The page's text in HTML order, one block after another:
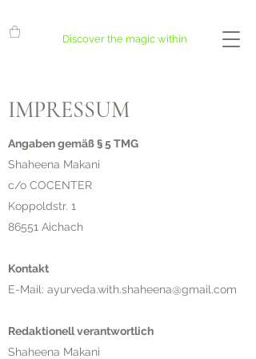
Discover the magic within
IMPRESSUM
Angaben gemäß § 5 TMG
Shaheena Makani
c/o COCENTER
Koppoldstr. 1
86551 Aichach
Kontakt
E-Mail: ayurveda.with.shaheena@gmail.com
Redaktionell verantwortlich
Shaheena Makani